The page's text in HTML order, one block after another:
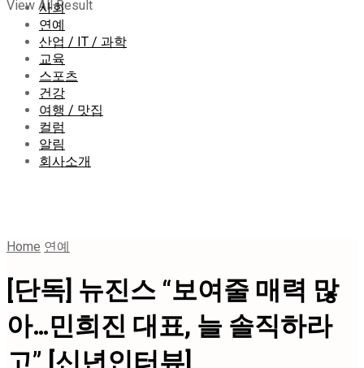
View All Result
사회
연예
산업 / IT / 과학
교육
스포츠
건강
여행 / 맛집
컬럼
알림
회사소개
Home 연예
[단독] 뉴진스 “보여줄 매력 많
아…민희진 대표, 늘 솔직하라